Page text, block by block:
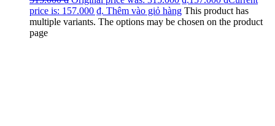
price is: 157.000 ₫. Thêm vào giỏ hàng This product has
multiple variants. The options may be chosen on the product
page